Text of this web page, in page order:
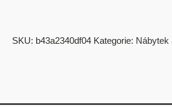
SKU: b43a2340df04 Kategorie: Nábytek